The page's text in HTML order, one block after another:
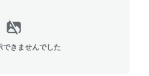
できませんでした